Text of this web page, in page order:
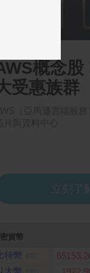
貨幣
特幣
太幣